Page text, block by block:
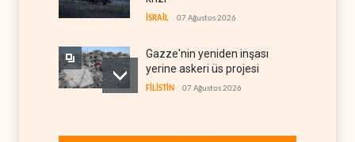
İSRAİL 07 Ağustos 2026
Gazze'nin yeniden inşası
yerine askeri üs projesi
FİLİSTİN 07 Ağustos 2026
ateşkesten bu yana 300